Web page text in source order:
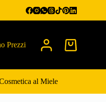
Prezzi Carrello
al Miele